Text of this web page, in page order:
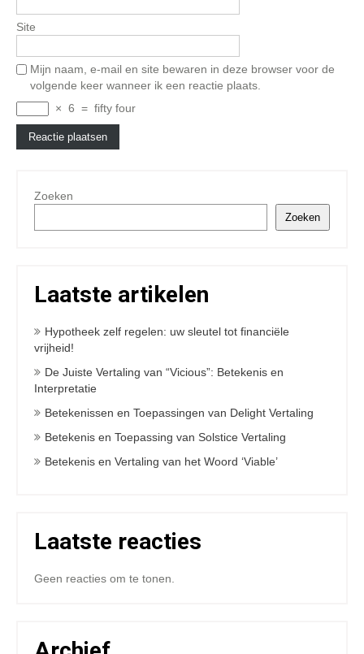
Site
Mijn naam, e-mail en site bewaren in deze browser voor de
volgende keer wanneer ik een reactie plaats.
× 6 = fifty four
Zoeken
Zoeken
Laatste artikelen
Hypotheek zelf regelen: uw sleutel tot financiële
vrijheid!
De Juiste Vertaling van “Vicious”: Betekenis en
Interpretatie
Betekenissen en Toepassingen van Delight Vertaling
Betekenis en Toepassing van Solstice Vertaling
Betekenis en Vertaling van het Woord ‘Viable’
Laatste reacties
Geen reacties om te tonen.